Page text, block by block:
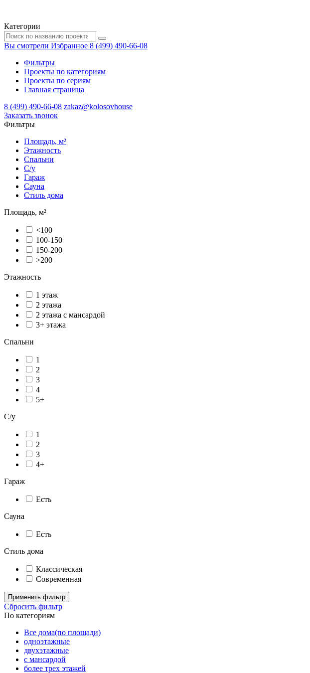
Категории
Вы смотрели Избранное 8 (499) 490-66-08
Фильтры
Проекты по категориям
Проекты по сериям
Главная страница
8 (499) 490-66-08 zakaz@kolosovhouse
3аказать звонок
Фильтры
Площадь, м²
Этажность
Спальни
С/у
Гараж
Сауна
Стиль дома
Площадь, м²
<100
100-150
150-200
>200
Этажность
1 этаж
2 этажа
2 этажа с мансардой
3+ этажа
Спальни
1
2
3
4
5+
С/у
1
2
3
4+
Гараж
Есть
Сауна
Есть
Стиль дома
Классическая
Современная
Применить фильтр
Сбросить фильтр
По категориям
Все дома(по площади)
одноэтажные
двухэтажные
с мансардой
более трех этажей